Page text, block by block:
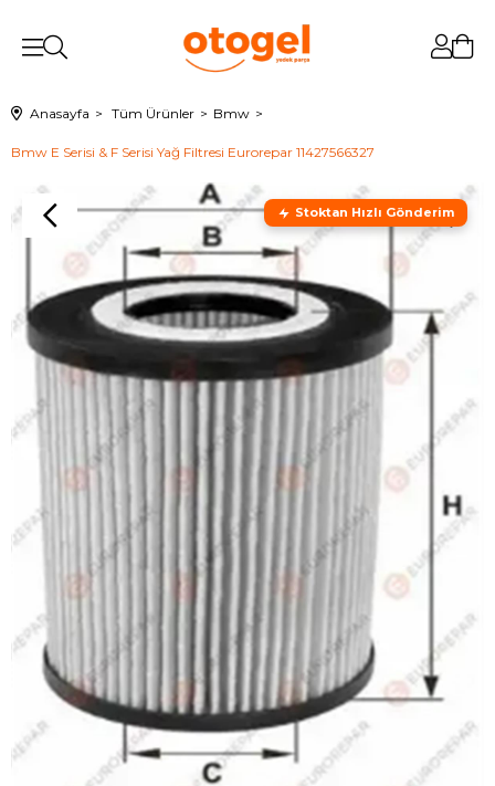
Anasayfa Tüm Ürünler Bmw
Bmw E Serisi & F Serisi Yağ Filtresi Eurorepar 11427566327
Stoktan Hızlı Gönderim